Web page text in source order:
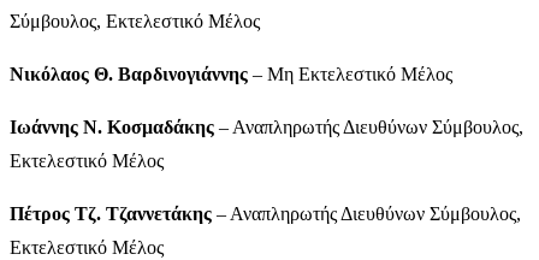
Σύμβουλος, Εκτελεστικό Μέλος
Νικόλαος Θ. Βαρδινογιάννης – Μη Εκτελεστικό Μέλος
Ιωάννης Ν. Κοσμαδάκης – Αναπληρωτής Διευθύνων Σύμβουλος,
Εκτελεστικό Μέλος
Πέτρος Τζ. Τζαννετάκης – Αναπληρωτής Διευθύνων Σύμβουλος,
Εκτελεστικό Μέλος